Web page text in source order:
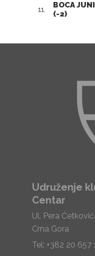
11.
BOCA
(-2)
Udruženje
Centar
Ul. Pera
Crna Gora
Tel: +382 20 657